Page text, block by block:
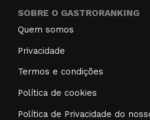
SOBRE O GASTRORANKING
Quem somos
Privacidade
Termos e condições
Política de cookies
Política de Privacidade do